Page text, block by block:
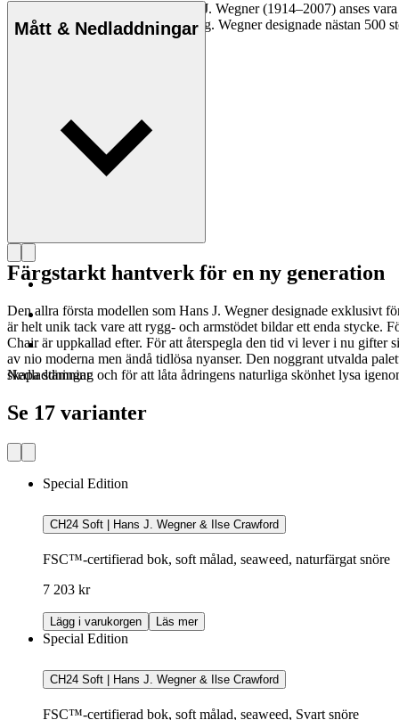
Den danske möbeldesignern Hans J. Wegner (1914–2007) anses
kompromisslösa syn på formgivning. Wegner designade nästan 500
Mått & Nedladdningar
Nedladdningar
Färgstarkt hantverk för en ny generation
Den allra första modellen som Hans J. Wegner designade exklusivt
är helt unik tack vare att rygg- och armstödet bildar ett enda stycke.
Chair är uppkallad efter. För att återspegla den tid vi lever i nu gifter
av nio moderna men ändå tidlösa nyanser. Den noggrant utvalda
skapa stämning och för att låta ådringens naturliga skönhet lysa
Se 17 varianter
Special Edition
CH24 Soft | Hans J. Wegner & Ilse Crawford
FSC™-certifierad bok, soft målad, seaweed, naturfärgat snöre
7 203 kr
Lägg i varukorgen Läs mer
Special Edition
CH24 Soft | Hans J. Wegner & Ilse Crawford
FSC™-certifierad bok, soft målad, seaweed, Svart snöre